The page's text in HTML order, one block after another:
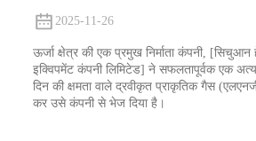
2025-11-26
ऊर्जा क्षेत्र की एक प्रमुख निर्माता कंपनी, [सिचुआन
इक्विपमेंट कंपनी लिमिटेड] ने सफलतापूर्वक एक
दिन की क्षमता वाले द्रवीकृत प्राकृतिक गैस
कर उसे कंपनी से भेज दिया है।